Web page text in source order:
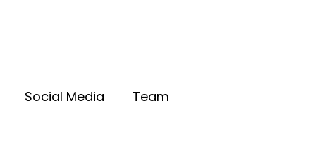
Social Media Team